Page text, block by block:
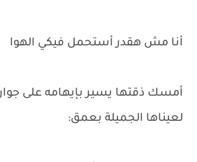
أنا مش هقدر أستحمل فيكي الهوا
أمسك ذقتها يسير بإيهامه على
لعيناها الجميلة بعمق: